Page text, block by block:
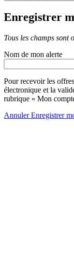
Enregistrer
Tous les champs sont
Nom de mon alerte
Pour recevoir les
électronique et la
rubrique « Mon
AnnulerEnregistrer